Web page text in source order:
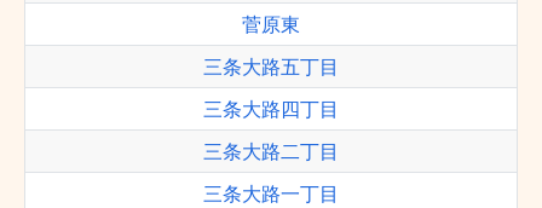
菅原東
三条大路五丁目
三条大路四丁目
三条大路二丁目
三条大路一丁目